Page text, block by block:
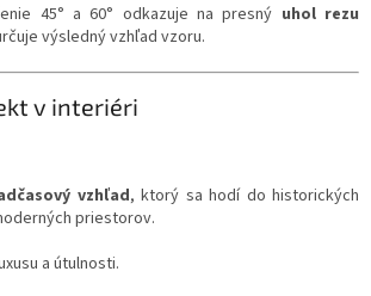
45° a 60° odkazuje na presný uhol rezu
výsledný vzhľad vzoru.
v interiéri
vzhľad, ktorý sa hodí do historických
priestorov.
a útulnosti.